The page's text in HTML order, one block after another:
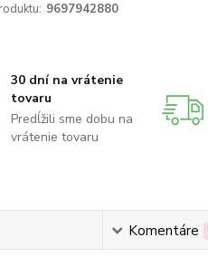
9697942880
30 dní na vrátenie
tovaru
Predĺžili sme dobu na
vrátenie tovaru
Komentáre